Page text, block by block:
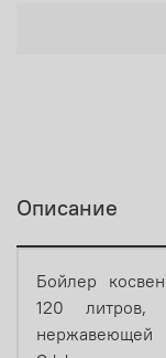
Описание
Бойлер
120 литров,